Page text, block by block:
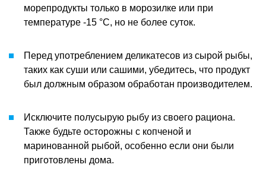
морепродукты только в морозилке или при
температуре -15 °C, но не более суток.
Перед употреблением деликатесов из сырой рыбы,
таких как суши или сашими, убедитесь, что продукт
был должным образом обработан производителем.
Исключите полусырую рыбу из своего рациона.
Также будьте осторожны с копченой и
маринованной рыбой, особенно если они были
приготовлены дома.